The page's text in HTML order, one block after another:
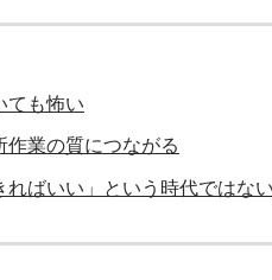
ても怖い
作業の質につながる
ればいい」という時代ではない